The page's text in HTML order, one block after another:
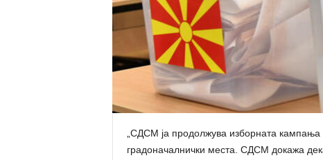
„СДСМ ја продолжува изборната кампања
градоначалнички места. СДСМ докажа